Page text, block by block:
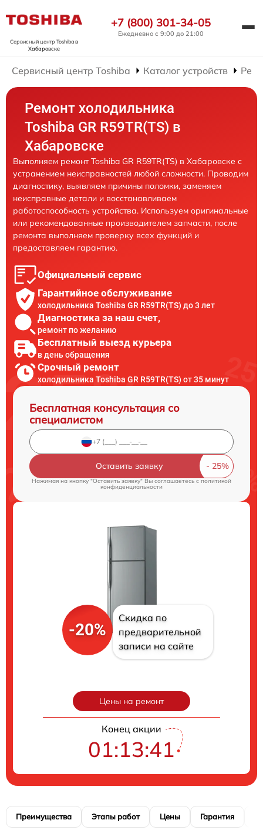
Сервисный центр Toshibaв
Хабаровске
+7 (800) 301-34-05
Ежедневно с 9:00 до 21:00
Сервисный центр Toshiba Каталог устройств
Ремонт холодильника
Toshiba GR R59TR(TS) в
Хабаровске
Выполняем ремонт Toshiba GR R59TR(TS) в Хабаровске с
устранением неисправностей любой сложности. Проводим
диагностику, выявляем причины поломки, заменяем
неисправные детали и восстанавливаем
работоспособность устройства. Используем оригинальные
или рекомендованные производителем запчасти, после
ремонта выполняем проверку всех функций и
предоставляем гарантию.
Официальный сервис
Гарантийное обслуживание
холодильника Toshiba GR R59TR(TS) до 3 лет
Диагностика за наш счет,
ремонт по желанию
Бесплатный выезд курьера
в день обращения
Срочный ремонт
холодильника Toshiba GR R59TR(TS) от 35 минут
Бесплатная консультация со
специалистом
Оставить заявку
Нажимая на кнопку "Оставить заявку" Вы соглашаетесь cполитикой
конфиденциальности
-20%
Скидка по
предварительной
записи на сайте
Цены на ремонт
Конец акции
01:13:40
Преимущества Этапы работ Цены Гарантия